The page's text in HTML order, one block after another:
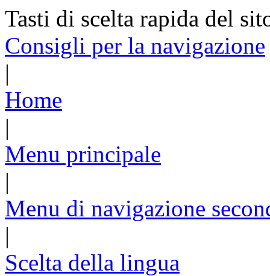
Tasti di scelta rapida del
Consigli per la navigazione
|
Home
|
Menu principale
|
Menu di navigazione
|
Scelta della lingua